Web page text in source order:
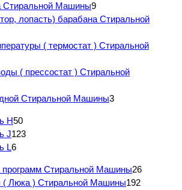
Стиральной Машины9
лопасть) барабана Стиральной
( термостат ) Стиральной
( прессостат ) Стиральной
Стиральной Машины3
H50
J123
L6
программ Стиральной Машины26
( Люка ) Стиральной Машины192